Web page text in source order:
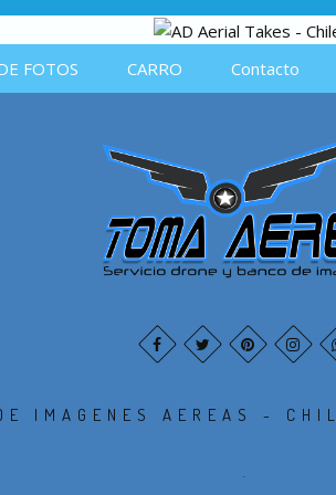
FOTOS CARRO Contacto
IMAGENES AEREAS -
.